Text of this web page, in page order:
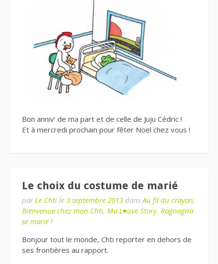
Bon anniv’ de ma part et de celle de Juju Cédric !
Et à mercredi prochain pour fêter Noël chez vous !
Le choix du costume de marié
par Le Chti le 3 septembre 2013 dansAu fil du crayon,
Bienvenue chez mon Chti, Ma L♥uve Story, Ragnagna
se marie !
Bonjour tout le monde, Chti reporter en dehors de
ses frontières au rapport.